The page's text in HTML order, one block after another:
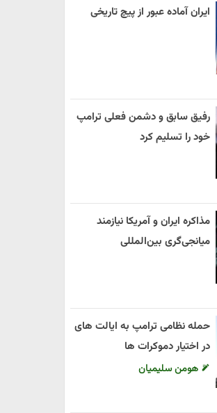
ایران آماده عبور از پیچ تاریخی
رفیق سابق و دشمن فعلی ترامپ
خود را تسلیم کرد
مذاکره ایران و آمریکا نیازمند
میانجی‌گری بین‌المللی
حمله نظامی ترامپ به ایالت های
در اختیار دموکرات ها
هومن سلیمیان